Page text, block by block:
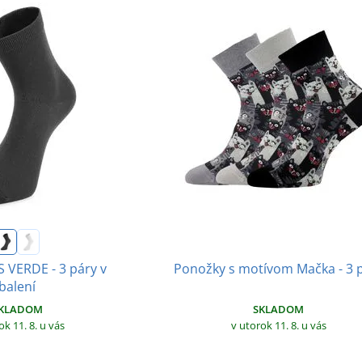
VERDE - 3 páry v
balení
11. 8. u vás
Ponožky s motívom Mačka - 3
SKLADOM
v utorok 11. 8. u vás